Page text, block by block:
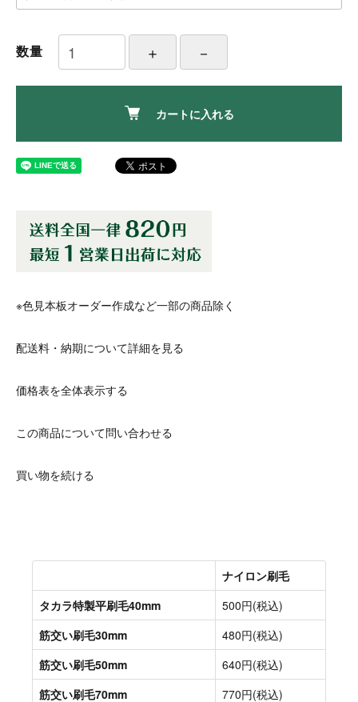
数量
カートに入れる
※色見本板オーダー作成など一部の商品除く
配送料・納期について詳細を見る
価格表を全体表示する
この商品について問い合わせる
買い物を続ける